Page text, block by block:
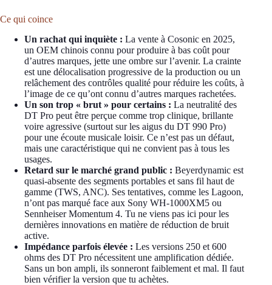
Ce qui coince
Un rachat qui inquiète : La vente à Cosonic en 2025,
un OEM chinois connu pour produire à bas coût pour
d’autres marques, jette une ombre sur l’avenir. La crainte
est une délocalisation progressive de la production ou un
relâchement des contrôles qualité pour réduire les coûts, à
l’image de ce qu’ont connu d’autres marques rachetées.
Un son trop « brut » pour certains : La neutralité des
DT Pro peut être perçue comme trop clinique, brillante
voire agressive (surtout sur les aigus du DT 990 Pro)
pour une écoute musicale loisir. Ce n’est pas un défaut,
mais une caractéristique qui ne convient pas à tous les
usages.
Retard sur le marché grand public : Beyerdynamic est
quasi-absente des segments portables et sans fil haut de
gamme (TWS, ANC). Ses tentatives, comme les Lagoon,
n’ont pas marqué face aux Sony WH-1000XM5 ou
Sennheiser Momentum 4. Tu ne viens pas ici pour les
dernières innovations en matière de réduction de bruit
active.
Impédance parfois élevée : Les versions 250 et 600
ohms des DT Pro nécessitent une amplification dédiée.
Sans un bon ampli, ils sonneront faiblement et mal. Il faut
bien vérifier la version que tu achètes.